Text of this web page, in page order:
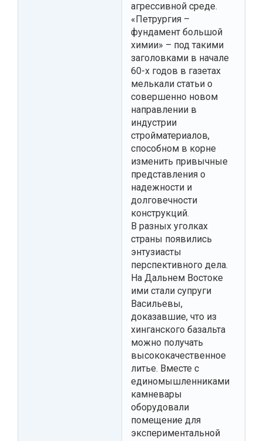
агрессивной среде.
«Петрургия –
фундамент большой
химии» – под такими
заголовками в начале
60-х годов в газетах
мелькали статьи о
совершенно новом
направлении в
индустрии
стройматериалов,
способном в корне
изменить привычные
представления о
надежности и
долговечности
конструкций.
В разных уголках
страны появились
энтузиасты
перспективного дела.
На Дальнем Востоке
ими стали супруги
Васильевы,
доказавшие, что из
хинганского базальта
можно получать
высококачественное
литье. Вместе с
единомышленниками
камневары
оборудовали
помещение для
экспериментальной